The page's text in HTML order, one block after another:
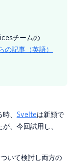
チームの
の記事（英語）
、 Svelteは新顔で
、今回試用し、
いて検討し両方の